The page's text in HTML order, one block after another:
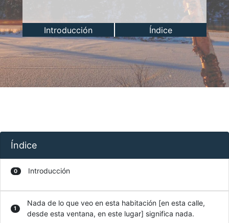
Introducción Índice
Índice
0 Introducción
1
Nada de lo que veo en esta habitación [en esta calle,
desde esta ventana, en este lugar] significa nada.